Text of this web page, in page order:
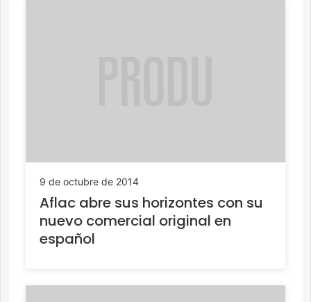
9 de octubre de 2014
Aflac abre sus horizontes con su
nuevo comercial original en
español